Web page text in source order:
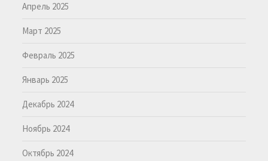
Апрель 2025
Март 2025
Февраль 2025
Январь 2025
Декабрь 2024
Ноябрь 2024
Октябрь 2024